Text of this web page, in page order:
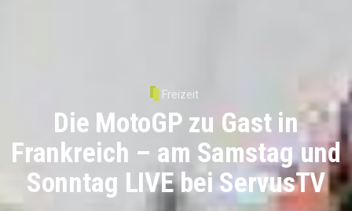
Freizeit
Die MotoGP zu Gast in
Frankreich – am Samstag und
Sonntag LIVE bei ServusTV